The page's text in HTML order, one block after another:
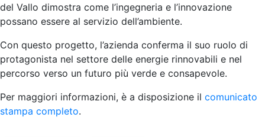
del Vallo dimostra come l’ingegneria e l’innovazione
possano essere al servizio dell’ambiente.
Con questo progetto, l’azienda conferma il suo ruolo di
protagonista nel settore delle energie rinnovabili e nel
percorso verso un futuro più verde e consapevole.
Per maggiori informazioni, è a disposizione il comunicato
stampa completo.